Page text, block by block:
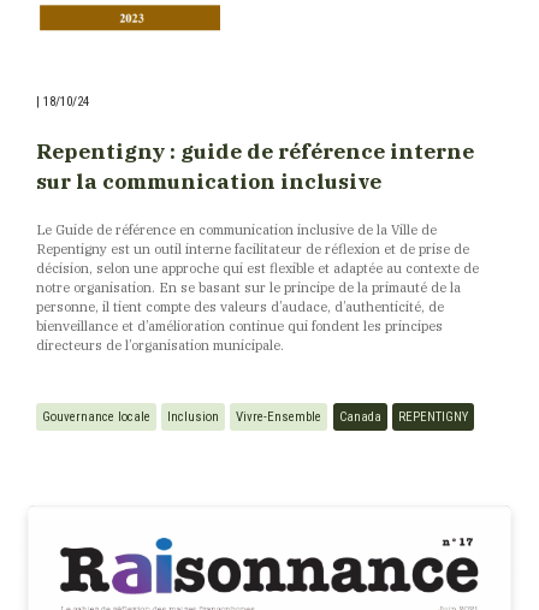
| 18/10/24
Repentigny : guide de référence interne
sur la communication inclusive
Le Guide de référence en communication inclusive de la Ville de
Repentigny est un outil interne facilitateur de réflexion et de prise de
décision, selon une approche qui est flexible et adaptée au contexte de
notre organisation. En se basant sur le principe de la primauté de la
personne, il tient compte des valeurs d’audace, d’authenticité, de
bienveillance et d’amélioration continue qui fondent les principes
directeurs de l’organisation municipale.
Gouvernance locale Inclusion Vivre-Ensemble Canada REPENTIGNY